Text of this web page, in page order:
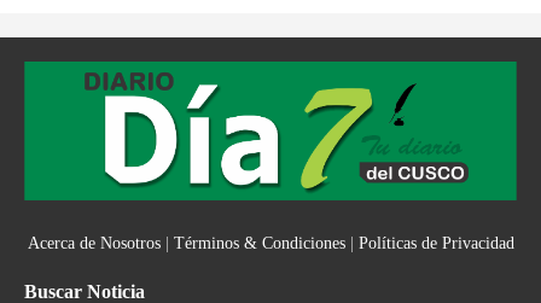
Acerca de Nosotros| Términos & Condiciones| Políticas de Privacidad
Buscar Noticia